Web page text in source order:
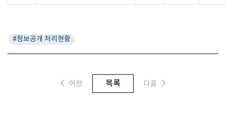
#정보공개 처리현황
이전 목록 다음